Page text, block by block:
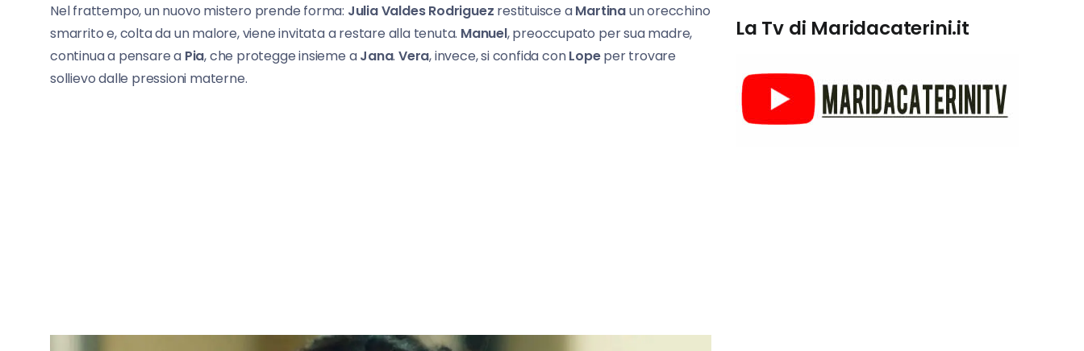
Nel frattempo, un nuovo mistero prende forma: Julia Valdes Rodriguez restituisce aMartinaun orecchino
smarrito e, colta da un malore, viene invitata a restare alla tenuta. Manuel, preoccupato per sua madre,
continua a pensare a Pia, che protegge insieme aJana.Vera, invece, si confida conLopeper trovare
sollievo dalle pressioni materne.
La Tv di Maridacaterini.it